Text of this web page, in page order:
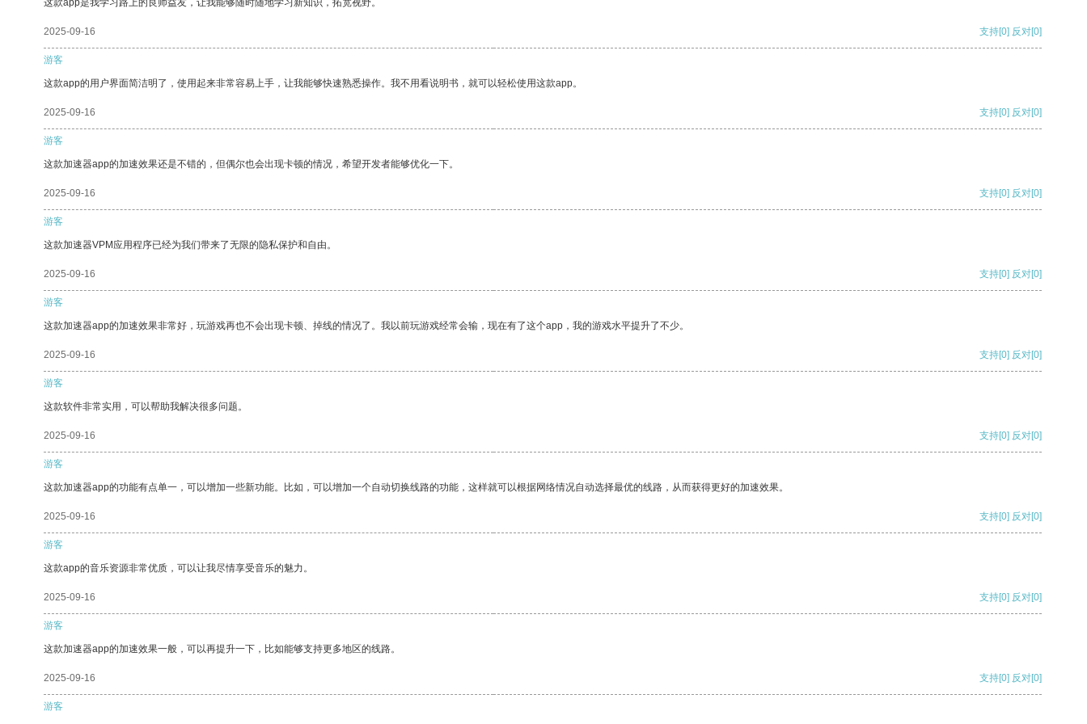
这款app是我学习路上的良师益友，让我能够随时随地学习新知识，拓宽视野。
2025-09-16 支持[0] 反对[0]
游客
这款app的用户界面简洁明了，使用起来非常容易上手，让我能够快速熟悉操作。我不用看说明书，就可以轻松使用这款app。
2025-09-16 支持[0] 反对[0]
游客
这款加速器app的加速效果还是不错的，但偶尔也会出现卡顿的情况，希望开发者能够优化一下。
2025-09-16 支持[0] 反对[0]
游客
这款加速器VPM应用程序已经为我们带来了无限的隐私保护和自由。
2025-09-16 支持[0] 反对[0]
游客
这款加速器app的加速效果非常好，玩游戏再也不会出现卡顿、掉线的情况了。我以前玩游戏经常会输，现在有了这个app，我的游戏水平提升了不少。
2025-09-16 支持[0] 反对[0]
游客
这款软件非常实用，可以帮助我解决很多问题。
2025-09-16 支持[0] 反对[0]
游客
这款加速器app的功能有点单一，可以增加一些新功能。比如，可以增加一个自动切换线路的功能，这样就可以根据网络情况自动选择最优的线路，从而获得更好的加速效果。
2025-09-16 支持[0] 反对[0]
游客
这款app的音乐资源非常优质，可以让我尽情享受音乐的魅力。
2025-09-16 支持[0] 反对[0]
游客
这款加速器app的加速效果一般，可以再提升一下，比如能够支持更多地区的线路。
2025-09-16 支持[0] 反对[0]
游客